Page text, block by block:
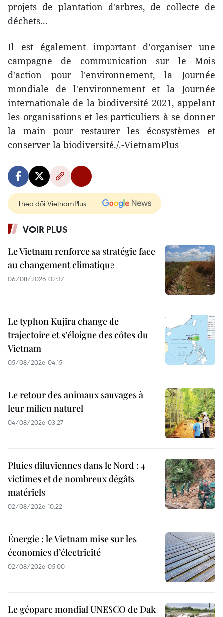
projets de plantation d'arbres, de collecte de
déchets...
Il est également important d’organiser une
campagne de communication sur le Mois
d'action pour l'environnement, la Journée
mondiale de l'environnement et la Journée
internationale de la biodiversité 2021, appelant
les organisations et les particuliers à se donner
la main pour restaurer les écosystèmes et
conserver la biodiversité./.-VietnamPlus
Theo dõi VietnamPlus
VOIR PLUS
Le Vietnam renforce sa stratégie face
au changement climatique
06/08/2026 02:37
Le typhon Kujira change de
trajectoire et s’éloigne des côtes du
Vietnam
05/08/2026 04:15
Le retour des animaux sauvages à
leur milieu naturel
04/08/2026 03:27
Pluies diluviennes dans le Nord : 4
victimes et de nombreux dégâts
matériels
02/08/2026 10:22
Énergie : le Vietnam mise sur les
économies d’électricité
02/08/2026 05:00
Le géoparc mondial UNESCO de Dak